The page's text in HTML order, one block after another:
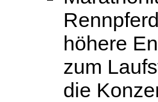
höhere
zum
die